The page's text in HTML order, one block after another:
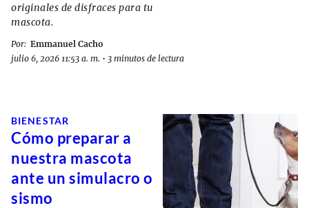
originales de disfraces para tu
mascota.
Por: Emmanuel Cacho
julio 6, 2026 11:53 a. m. • 3 minutos de lectura
BIENESTAR
Cómo preparar a
nuestra mascota
ante un simulacro o
sismo